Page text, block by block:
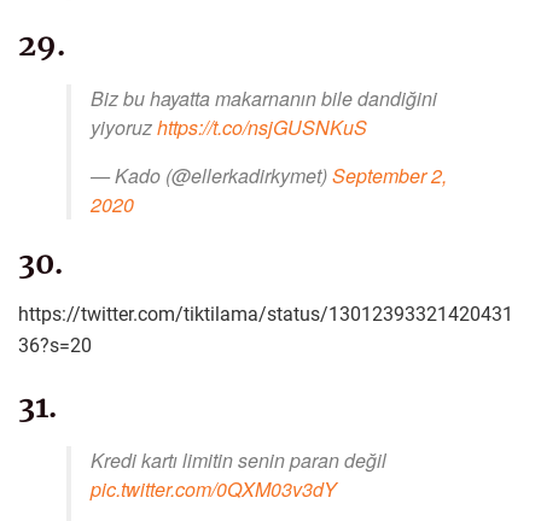
29.
Biz bu hayatta makarnanın bile dandiğini
yiyoruzhttps://t.co/nsjGUSNKuS
— Kado (@ellerkadirkymet)September 2,
2020
30.
https://twitter.com/tiktilama/status/13012393321420431
36?s=20
31.
Kredi kartı limitin senin paran değil
pic.twitter.com/0QXM03v3dY